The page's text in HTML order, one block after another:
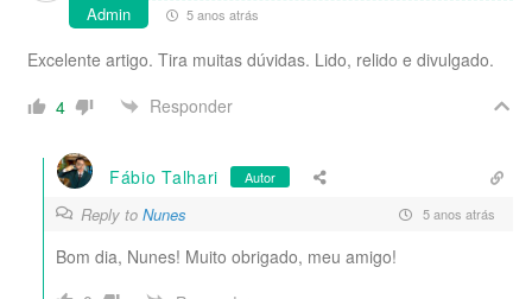
Admin 5 anos atrás
Excelente artigo. Tira muitas dúvidas. Lido, relido e divulgado.
4
Responder
Fábio Talhari Autor
Reply to Nunes 5 anos atrás
Bom dia, Nunes! Muito obrigado, meu amigo!